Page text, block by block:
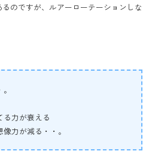
のですが、ルアーローテーションしな
力が衰える
力が減る・・。